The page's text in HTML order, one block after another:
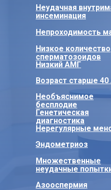
Неудачная
инсеминация
Непроходимость
Низкое количество
сперматозоидов
Возраст старше 40
Необъяснимое
бесплодие
Низкий АМГ
Нерегулярные
Генетическая
диагностика
Множественные
неудачные
Эндометриоз
Азооспермия